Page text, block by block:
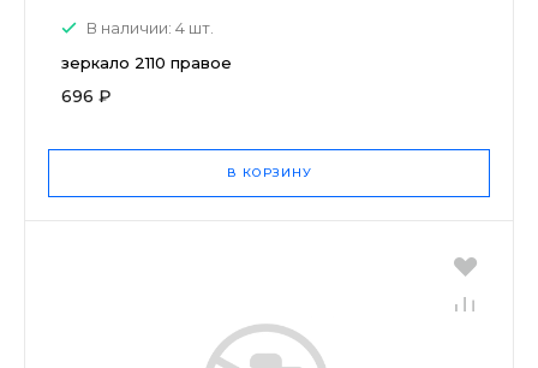
В наличии: 4 шт.
зеркало 2110 правое
696 ₽
В КОРЗИНУ